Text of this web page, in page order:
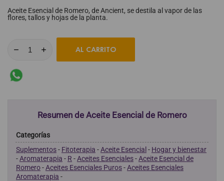
Aceite Esencial de Romero, de Ancient, se destila al vapor de las
flores, tallos y hojas de la planta.
AL CARRITO
Resumen de Aceite Esencial de Romero
Categorías
Suplementos- Fitoterapia -Aceite Esencial- Hogar y bienestar
-Aromaterapia - R -Aceites Esenciales-Aceite Esencial de
Romero-Aceites Esenciales Puros-Aceites Esenciales
Aromaterapia -